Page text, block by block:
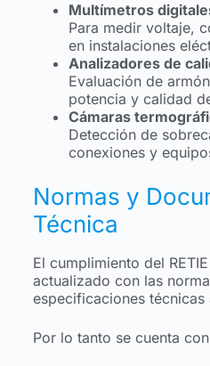
Multímetros
Para medir voltaje,
en instalaciones
Analizadores de
Evaluación de
potencia y calidad
Cámaras
Detección de
conexiones y
Normas y
Técnica
El cumplimiento del
actualizado con las
especificaciones técnicas
Por lo tanto se cuenta